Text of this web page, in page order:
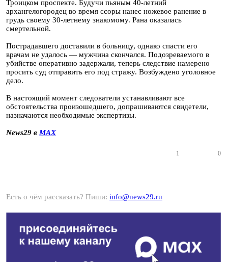
Троицком проспекте. Будучи пьяным 40-летний
архангелогородец во время ссоры нанес ножевое ранение в
грудь своему 30-летнему знакомому. Рана оказалась
смертельной.
Пострадавшего доставили в больницу, однако спасти его
врачам не удалось — мужчина скончался. Подозреваемого в
убийстве оперативно задержали, теперь следствие намерено
просить суд отправить его под стражу. Возбуждено уголовное
дело.
В настоящий момент следователи устанавливают все
обстоятельства произошедшего, допрашиваются свидетели,
назначаются необходимые экспертизы.
News29 в MAX
1 0
Есть о чём рассказать? Пиши: info@news29.ru